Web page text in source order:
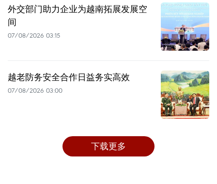
外交部门助力企业为越南拓展发展空
间
07/08/2026 03:15
越老防务安全合作日益务实高效
07/08/2026 03:00
下载更多